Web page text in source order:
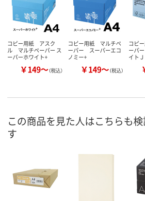
コピー用紙 アスク
ル マルチペーパー ス
ーパーホワイト+
￥149～（税込）
コピー用紙 マルチペ
ーパー スーパーエコ
ノミー+
￥149～（税込）
コピ
ーパ
イト
この商品を見た人はこちらも
す